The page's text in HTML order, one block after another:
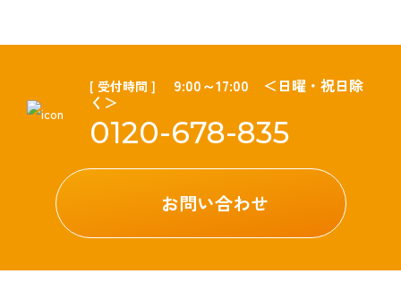
[ 受付時間 ] 9:00～17:00 ＜日曜・祝日除
く＞
0120-678-835
お問い合わせ